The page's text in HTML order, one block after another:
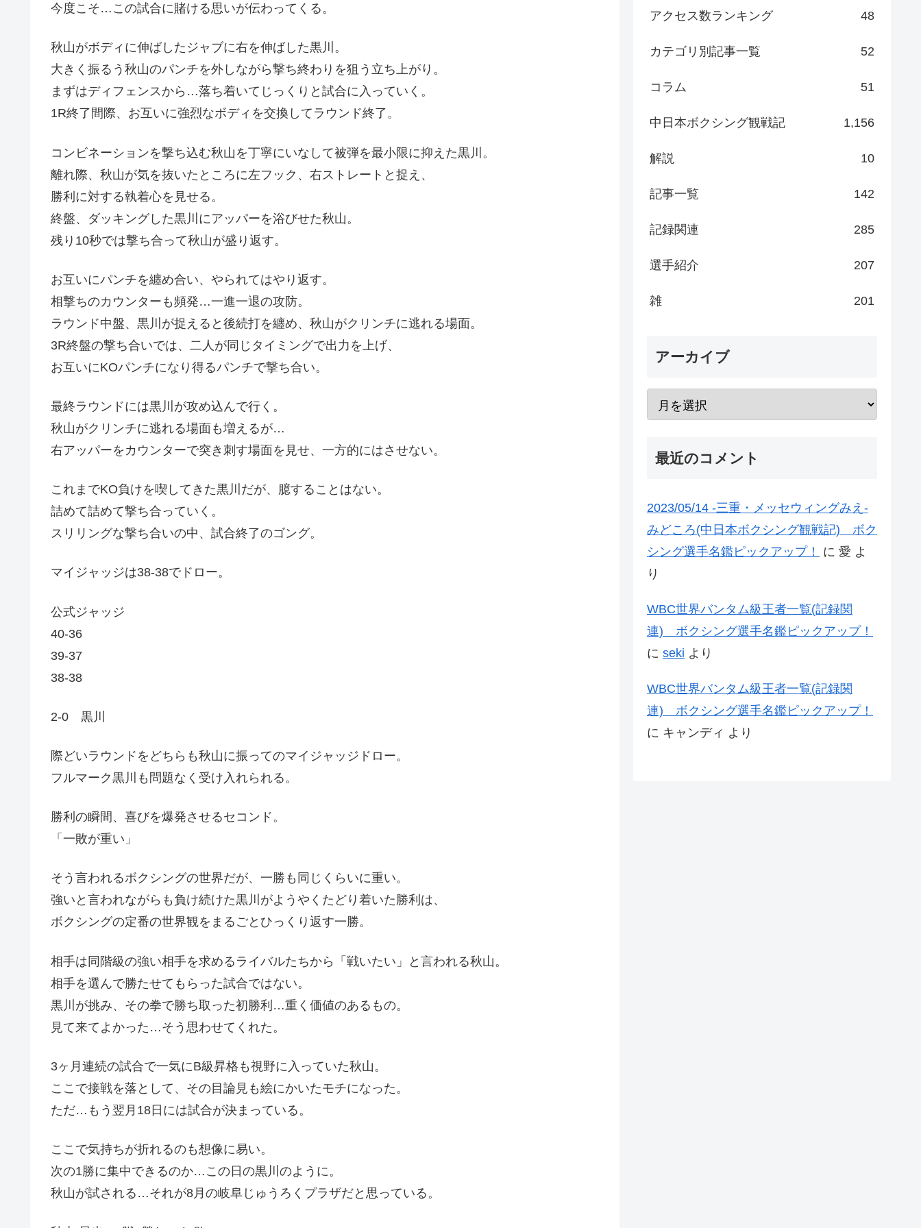
今度こそ…この試合に賭ける思いが伝わってくる。
秋山がボディに伸ばしたジャブに右を伸ばした黒川。
大きく振るう秋山のパンチを外しながら撃ち終わりを狙う立ち上がり。
まずはディフェンスから…落ち着いてじっくりと試合に入っていく。
1R終了間際、お互いに強烈なボディを交換してラウンド終了。
コンビネーションを撃ち込む秋山を丁寧にいなして被弾を最小限に抑えた黒川。
離れ際、秋山が気を抜いたところに左フック、右ストレートと捉え、
勝利に対する執着心を見せる。
終盤、ダッキングした黒川にアッパーを浴びせた秋山。
残り10秒では撃ち合って秋山が盛り返す。
お互いにパンチを纏め合い、やられてはやり返す。
相撃ちのカウンターも頻発…一進一退の攻防。
ラウンド中盤、黒川が捉えると後続打を纏め、秋山がクリンチに逃れる場面。
3R終盤の撃ち合いでは、二人が同じタイミングで出力を上げ、
お互いにKOパンチになり得るパンチで撃ち合い。
最終ラウンドには黒川が攻め込んで行く。
秋山がクリンチに逃れる場面も増えるが…
右アッパーをカウンターで突き刺す場面を見せ、一方的にはさせない。
これまでKO負けを喫してきた黒川だが、臆することはない。
詰めて詰めて撃ち合っていく。
スリリングな撃ち合いの中、試合終了のゴング。
マイジャッジは38-38でドロー。
公式ジャッジ
40-36
39-37
38-38
2-0 黒川
際どいラウンドをどちらも秋山に振ってのマイジャッジドロー。
フルマーク黒川も問題なく受け入れられる。
勝利の瞬間、喜びを爆発させるセコンド。
「一敗が重い」
そう言われるボクシングの世界だが、一勝も同じくらいに重い。
強いと言われながらも負け続けた黒川がようやくたどり着いた勝利は、
ボクシングの定番の世界観をまるごとひっくり返す一勝。
相手は同階級の強い相手を求めるライバルたちから「戦いたい」と言われる秋山。
相手を選んで勝たせてもらった試合ではない。
黒川が挑み、その拳で勝ち取った初勝利…重く価値のあるもの。
見て来てよかった…そう思わせてくれた。
3ヶ月連続の試合で一気にB級昇格も視野に入っていた秋山。
ここで接戦を落として、その目論見も絵にかいたモチになった。
ただ…もう翌月18日には試合が決まっている。
ここで気持ちが折れるのも想像に易い。
次の1勝に集中できるのか…この日の黒川のように。
秋山が試される…それが8月の岐阜じゅうろくプラザだと思っている。
アクセス数ランキング 48
カテゴリ別記事一覧 52
コラム 51
中日本ボクシング観戦記 1,156
解説 10
記事一覧 142
記録関連 285
選手紹介 207
雑 201
アーカイブ
最近のコメント
2023/05/14 -三重・メッセウィングみえ-
みどころ(中日本ボクシング観戦記) ボク
シング選手名鑑ピックアップ！
に 愛 よ
り
WBC世界バンタム級王者一覧(記録関
連) ボクシング選手名鑑ピックアップ！
に seki より
WBC世界バンタム級王者一覧(記録関
連) ボクシング選手名鑑ピックアップ！
に キャンディ より